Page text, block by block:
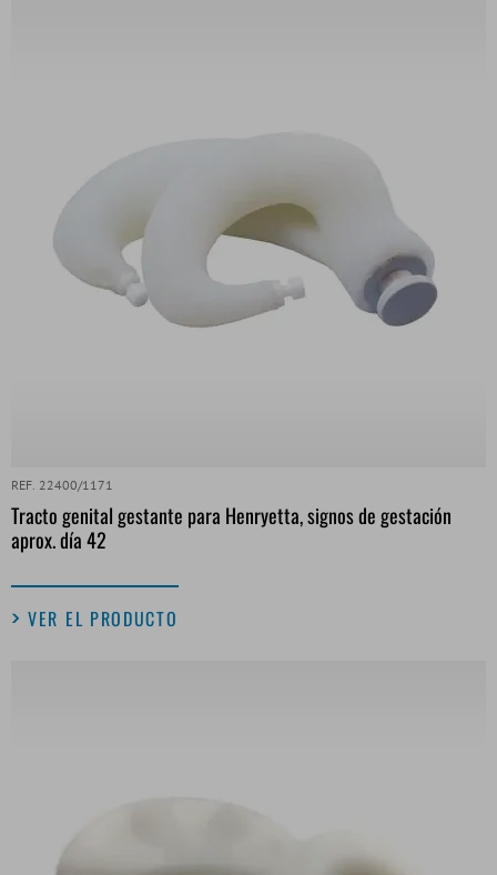
REF. 22400/1171
Tracto genital gestante para Henryetta, signos de gestación
aprox. día 42
VER EL PRODUCTO